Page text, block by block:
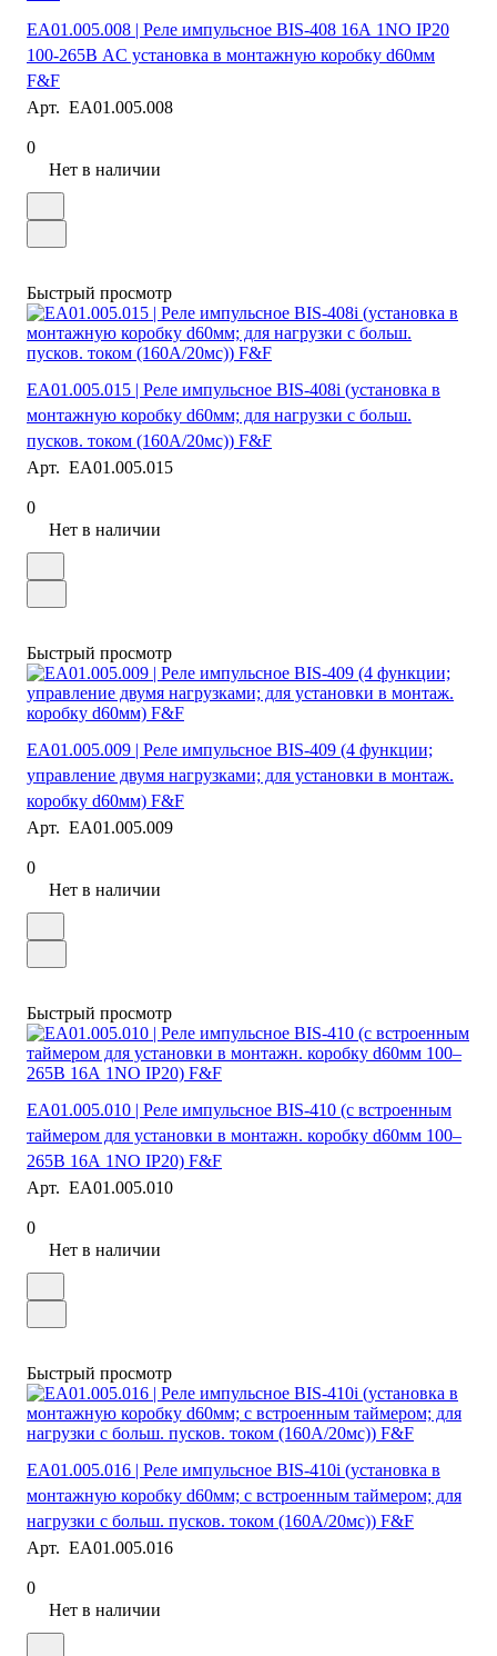
EA01.005.008 | Реле импульсное BIS-408 16А 1NO IP20
100-265В AC установка в монтажную коробку d60мм
F&F
Арт. EA01.005.008
0
Нет в наличии
Быстрый просмотр
EA01.005.015 | Реле импульсное BIS-408i (установка в
монтажную коробку d60мм; для нагрузки с больш.
пусков. током (160А/20мс)) F&F
Арт. EA01.005.015
0
Нет в наличии
Быстрый просмотр
EA01.005.009 | Реле импульсное BIS-409 (4 функции;
управление двумя нагрузками; для установки в монтаж.
коробку d60мм) F&F
Арт. EA01.005.009
0
Нет в наличии
Быстрый просмотр
EA01.005.010 | Реле импульсное BIS-410 (с встроенным
таймером для установки в монтажн. коробку d60мм 100–
265B 16А 1NO IP20) F&F
Арт. EA01.005.010
0
Нет в наличии
Быстрый просмотр
EA01.005.016 | Реле импульсное BIS-410i (установка в
монтажную коробку d60мм; с встроенным таймером; для
нагрузки с больш. пусков. током (160А/20мс)) F&F
Арт. EA01.005.016
0
Нет в наличии